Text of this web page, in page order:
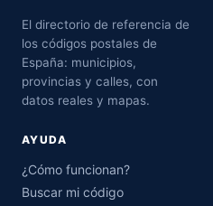
El directorio de referencia de
los códigos postales de
España: municipios,
provincias y calles, con
datos reales y mapas.
AYUDA
¿Cómo funcionan?
Buscar mi código